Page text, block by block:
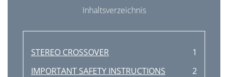
Inhaltsverzeichnis
STEREO CROSSOVER
1
IMPORTANT SAFETY INSTRUCTIONS
2